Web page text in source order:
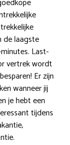
de laagste
Last-
vertrek wordt
Er zijn
wanneer jij
je hebt een
tijdens